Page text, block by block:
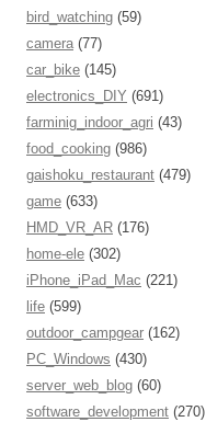
bird_watching (59)
camera (77)
car_bike (145)
electronics_DIY (691)
farminig_indoor_agri (43)
food_cooking (986)
gaishoku_restaurant (479)
game (633)
HMD_VR_AR (176)
home-ele (302)
iPhone_iPad_Mac (221)
life (599)
outdoor_campgear (162)
PC_Windows (430)
server_web_blog (60)
software_development (270)